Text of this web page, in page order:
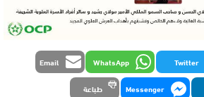
Twitter
WhatsApp
Email
Messenger طباعة